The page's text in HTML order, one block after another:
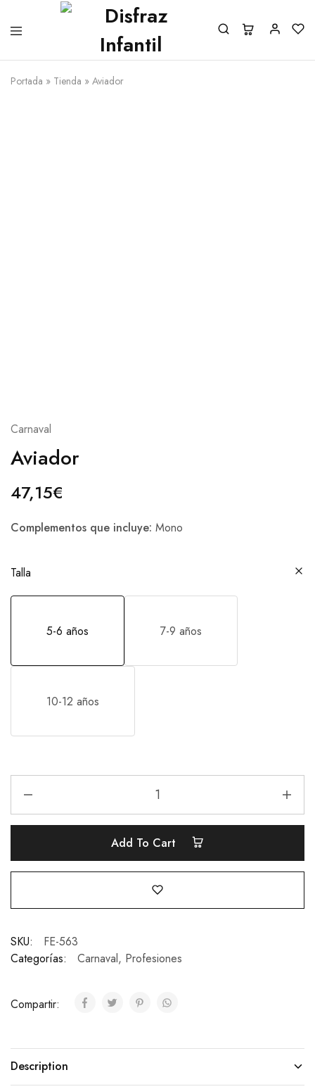
Portada » Tienda » Aviador
Carnaval
Aviador
47,15€
Complementos que incluye: Mono
Talla
5-6 años 7-9 años
10-12 años
Add To Cart
SKU:
FE-563
Categorías:
Carnaval, Profesiones
Compartir:
Description